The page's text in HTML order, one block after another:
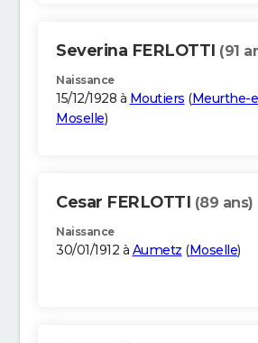
Severina FERLOTTI (91
Naissance
15/12/1928 à Moutiers (Meurthe-
Moselle)
Cesar FERLOTTI (89 ans)
Naissance
30/01/1912 à Aumetz (Moselle)